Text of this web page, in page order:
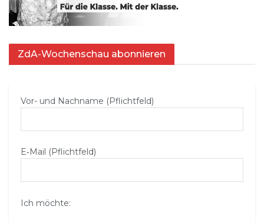
ZdA-Wochenschau abonnieren
Vor- und Nachname (Pflichtfeld)
E‑Mail (Pflichtfeld)
Ich möchte: